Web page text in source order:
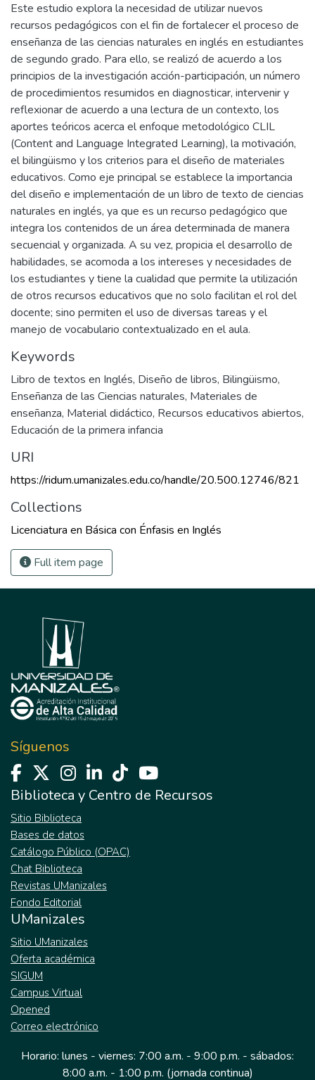
Este estudio explora la necesidad de utilizar nuevos
recursos pedagógicos con el fin de fortalecer el proceso de
enseñanza de las ciencias naturales en inglés en estudiantes
de segundo grado. Para ello, se realizó de acuerdo a los
principios de la investigación acción-participación, un número
de procedimientos resumidos en diagnosticar, intervenir y
reflexionar de acuerdo a una lectura de un contexto, los
aportes teóricos acerca el enfoque metodológico CLIL
(Content and Language Integrated Learning), la motivación,
el bilingüismo y los criterios para el diseño de materiales
educativos. Como eje principal se establece la importancia
del diseño e implementación de un libro de texto de ciencias
naturales en inglés, ya que es un recurso pedagógico que
integra los contenidos de un área determinada de manera
secuencial y organizada. A su vez, propicia el desarrollo de
habilidades, se acomoda a los intereses y necesidades de
los estudiantes y tiene la cualidad que permite la utilización
de otros recursos educativos que no solo facilitan el rol del
docente; sino permiten el uso de diversas tareas y el
manejo de vocabulario contextualizado en el aula.
Keywords
Libro de textos en Inglés, Diseño de libros, Bilingüismo,
Enseñanza de las Ciencias naturales, Materiales de
enseñanza, Material didáctico, Recursos educativos abiertos,
Educación de la primera infancia
URI
https://ridum.umanizales.edu.co/handle/20.500.12746/821
Collections
Licenciatura en Básica con Énfasis en Inglés
Full item page
Síguenos
Biblioteca y Centro de Recursos
Sitio Biblioteca
Bases de datos
Catálogo Público (OPAC)
Chat Biblioteca
Revistas UManizales
Fondo Editorial
UManizales
Sitio UManizales
Oferta académica
SIGUM
Campus Virtual
Opened
Correo electrónico
Horario: lunes - viernes: 7:00 a.m. - 9:00 p.m. - sábados:
8:00 a.m. - 1:00 p.m. (jornada continua)